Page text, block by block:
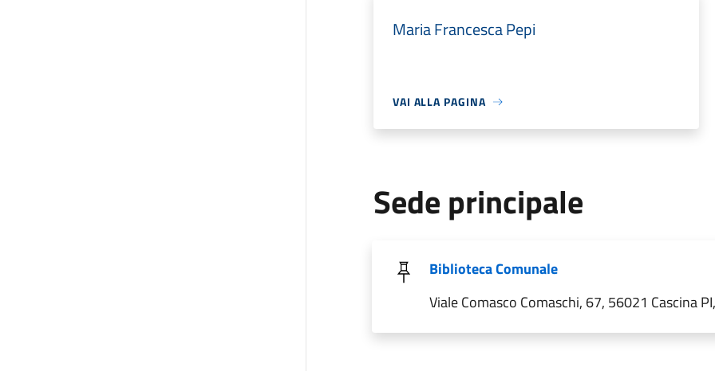
Maria Francesca Pepi
VAI ALLA PAGINA
Sede principale
Biblioteca Comunale
Viale Comasco Comaschi, 67, 56021 Cascina